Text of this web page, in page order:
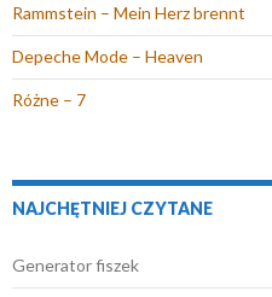
Rammstein – Mein Herz brennt
Depeche Mode – Heaven
Różne – 7
NAJCHĘTNIEJ CZYTANE
Generator fiszek